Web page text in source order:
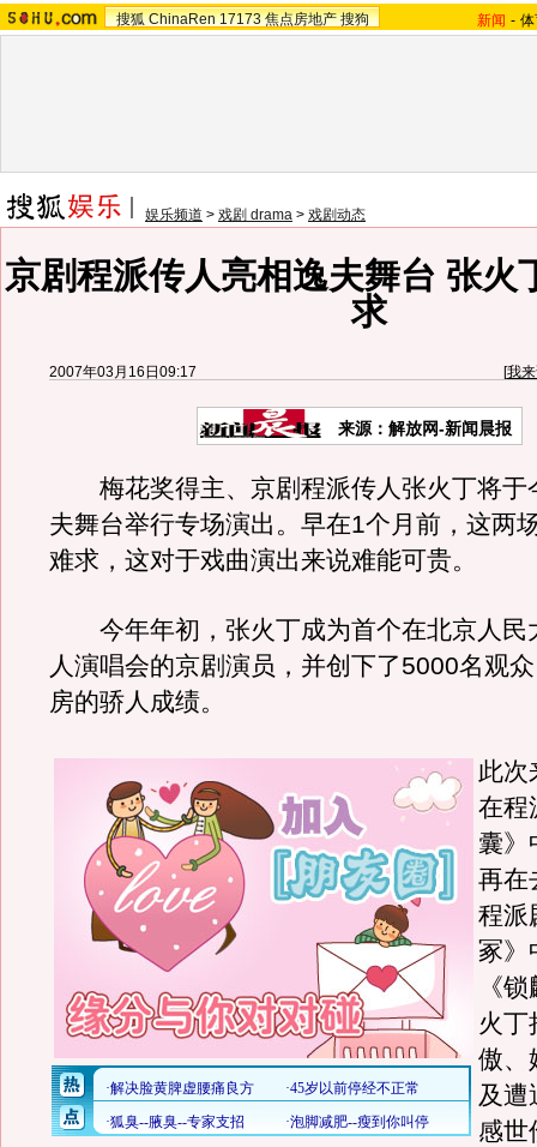
搜狐 ChinaRen 17173 焦点房地产 搜狗 新闻 -
娱乐频道 > 戏剧 drama > 戏剧动态
京剧程派传人亮相逸夫舞台 张火
求
2007年03月16日09:17 [我
来源：解放网-新闻晨报
梅花奖得主、京剧程派传人张火丁将于
夫舞台举行专场演出。早在1个月前，这两
难求，这对于戏曲演出来说难能可贵。
今年年初，张火丁成为首个在北京人民
人演唱会的京剧演员，并创下了5000名观
房的骄人成绩。
此次
在程
囊》
再在
程派
冢》
《
火丁
傲、
及遭
感世